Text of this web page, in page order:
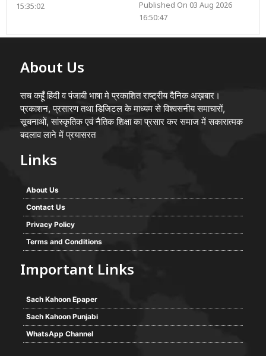
15:35:02
Published On 03 Aug 2026
16:50:47
About Us
सच कहूँ हिंदी व पंजाबी भाषा मे प्रकाशित राष्ट्रीय दैनिक अख़बार।
प्रकाशन, प्रसारण तथा डिजिटल के माध्यम से विश्वसनीय समाचारों,
सूचनाओं, सांस्कृतिक एवं नैतिक शिक्षा का प्रसार कर समाज में सकारात्मक
बदलाव लाने में प्रयासरत
Links
About Us
Contact Us
Privacy Policy
Terms and Conditions
Important Links
Sach Kahoon Epaper
Sach Kahoon Punjabi
WhatsApp Channel